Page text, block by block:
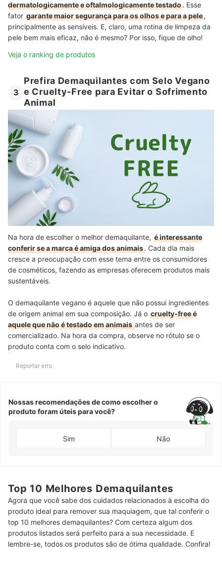
dermatologicamente e oftalmologicamente testado. Esse
fator garante maior segurança para os olhos e para a pele,
principalmente as sensíveis. E, claro, uma rotina de limpeza da
pele bem mais eficaz, não é mesmo? Por isso, fique de olho!
Veja o ranking de produtos
3
Prefira Demaquilantes com Selo Vegano
e Cruelty-Free para Evitar o Sofrimento
Animal
Na hora de escolher o melhor demaquilante, é interessante
conferir se a marca é amiga dos animais. Cada dia mais
cresce a preocupação com esse tema entre os consumidores
de cosméticos, fazendo as empresas oferecem produtos mais
sustentáveis.
O demaquilante vegano é aquele que não possui ingredientes
de origem animal em sua composição. Já o cruelty-free é
aquele que não é testado em animaisantes de ser
comercializado. Na hora da compra, observe no rótulo se o
produto conta com o selo indicativo.
Reportar erro
Nossas recomendações de como escolher o
produto foram úteis para você?
Sim Não
Top 10 Melhores Demaquilantes
Agora que você sabe dos cuidados relacionados à escolha do
produto ideal para remover sua maquiagem, que tal conferir o
top 10 melhores demaquilantes? Com certeza algum dos
produtos listados será perfeito para a sua necessidade. E
lembre-se, todos os produtos são de ótima qualidade. Confira!